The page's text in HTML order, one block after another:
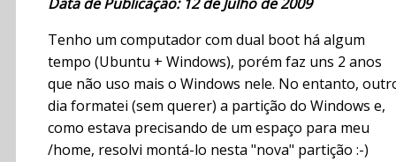
Tenho um computador com dual boot há algum
tempo (Ubuntu + Windows), porém faz uns 2 anos
que não uso mais o Windows nele. No entanto,
dia formatei (sem querer) a partição do Windows e,
como estava precisando de um espaço para meu
/home, resolvi montá-lo nesta "nova" partição :-)